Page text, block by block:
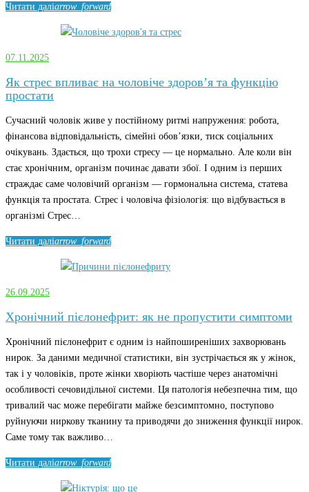
Читати даліarrow_forward
07.11.2025
Як стрес впливає на чоловіче здоров’я та функцію
простати
Сучасний чоловік живе у постійному ритмі напруження: робота,
фінансова відповідальність, сімейні обов’язки, тиск соціальних
очікувань. Здається, що трохи стресу — це нормально. Але коли він
стає хронічним, організм починає давати збої. І одним із перших
страждає саме чоловічий організм — гормональна система, статева
функція та простата. Стрес і чоловіча фізіологія: що відбувається в
організмі Стрес…
Читати даліarrow_forward
26.09.2025
Хронічний пієлонефрит: як не пропустити симптоми
Хронічний пієлонефрит є одним із найпоширеніших захворювань
нирок. За даними медичної статистики, він зустрічається як у жінок,
так і у чоловіків, проте жінки хворіють частіше через анатомічні
особливості сечовидільної системи. Ця патологія небезпечна тим, що
тривалий час може перебігати майже безсимптомно, поступово
руйнуючи ниркову тканину та приводячи до зниження функції нирок.
Саме тому так важливо…
Читати даліarrow_forward